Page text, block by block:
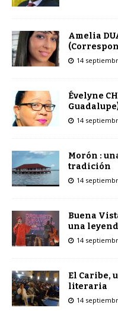
Amelia
14
Évelyne
14
Morón :
tradición
14
Buena
una
14
El Caribe,
literaria
14